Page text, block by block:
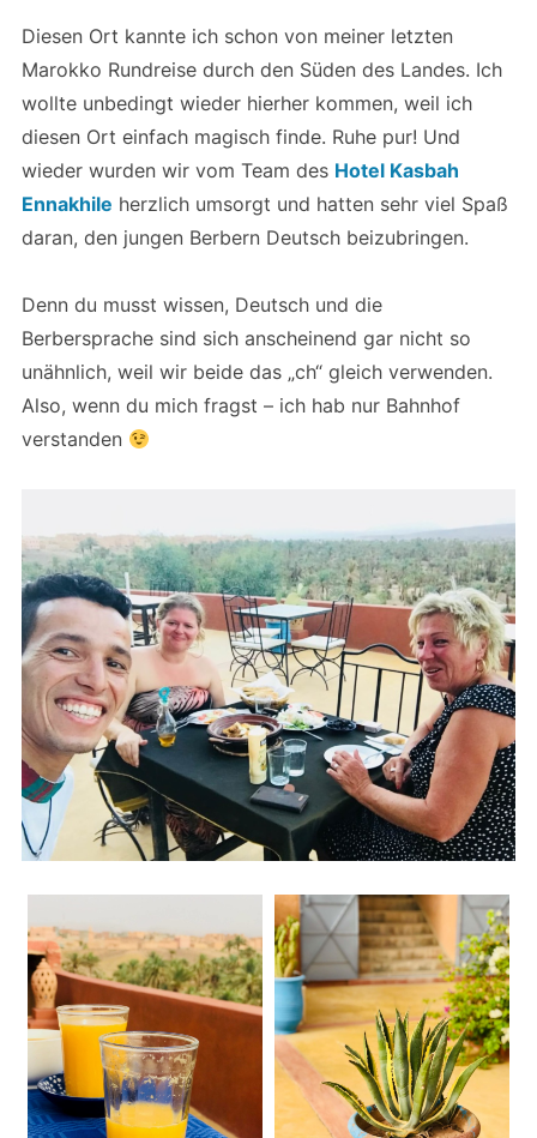
Diesen Ort kannte ich schon von meiner letzten
Marokko Rundreise durch den Süden des Landes. Ich
wollte unbedingt wieder hierher kommen, weil ich
diesen Ort einfach magisch finde. Ruhe pur! Und
wieder wurden wir vom Team des Hotel Kasbah
Ennakhile herzlich umsorgt und hatten sehr viel Spaß
daran, den jungen Berbern Deutsch beizubringen.
Denn du musst wissen, Deutsch und die
Berbersprache sind sich anscheinend gar nicht so
unähnlich, weil wir beide das „ch“ gleich verwenden.
Also, wenn du mich fragst – ich hab nur Bahnhof
verstanden